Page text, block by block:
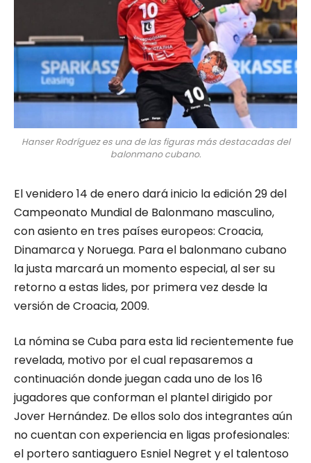
Hanser Rodríguez es una de las figuras más destacadas del
balonmano cubano.
El venidero 14 de enero dará inicio la edición 29 del
Campeonato Mundial de Balonmano masculino,
con asiento en tres países europeos: Croacia,
Dinamarca y Noruega. Para el balonmano cubano
la justa marcará un momento especial, al ser su
retorno a estas lides, por primera vez desde la
versión de Croacia, 2009.
La nómina se Cuba para esta lid recientemente fue
revelada, motivo por el cual repasaremos a
continuación donde juegan cada uno de los 16
jugadores que conforman el plantel dirigido por
Jover Hernández. De ellos solo dos integrantes aún
no cuentan con experiencia en ligas profesionales:
el portero santiaguero Esniel Negret y el talentoso